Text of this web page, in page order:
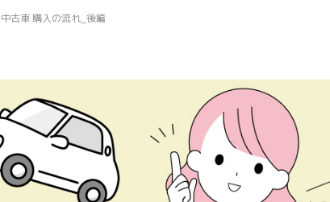
中古車 購入の流れ_後編